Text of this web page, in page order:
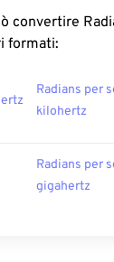
convertire
formati:
Radians per
kilohertz
Radians per
gigahertz